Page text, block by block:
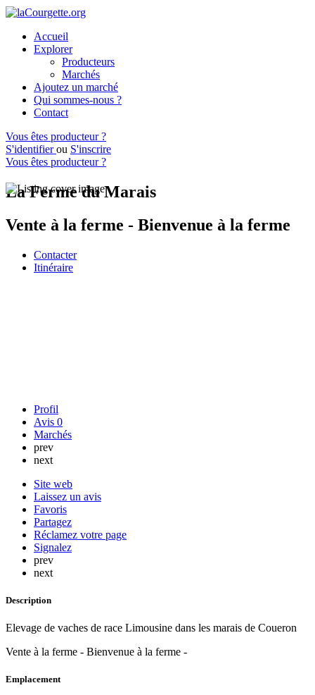
Accueil
Explorer
Producteurs
Marchés
Ajoutez un marché
Qui sommes-nous ?
Contact
Vous êtes producteur ?
S'identifierou S'inscrire
Vous êtes producteur ?
La Ferme du Marais
Vente à la ferme - Bienvenue à la ferme
Contacter
Itinéraire
Profil
Avis 0
Marchés
prev
next
Site web
Laissez un avis
Favoris
Partagez
Réclamez votre page
Signalez
prev
next
Description
Elevage de vaches de race Limousine dans les marais de Coueron
Vente à la ferme - Bienvenue à la ferme -
Emplacement